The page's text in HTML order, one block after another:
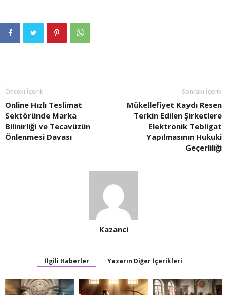
Önceki İçerik
Online Hızlı Teslimat
Sektöründe Marka
Bilinirliği ve Tecavüzün
Önlenmesi Davası
Sonraki İçerik
Mükellefiyet Kaydı Resen
Terkin Edilen Şirketlere
Elektronik Tebligat
Yapılmasının Hukuki
Geçerliliği
Kazanci
İlgili Haberler Yazarın Diğer İçerikleri